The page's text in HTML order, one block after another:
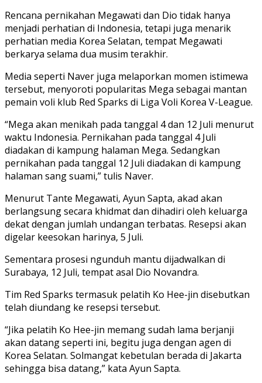
Rencana pernikahan Megawati dan Dio tidak hanya
menjadi perhatian di Indonesia, tetapi juga menarik
perhatian media Korea Selatan, tempat Megawati
berkarya selama dua musim terakhir.
Media seperti Naver juga melaporkan momen istimewa
tersebut, menyoroti popularitas Mega sebagai mantan
pemain voli klub Red Sparks di Liga Voli Korea V-League.
“Mega akan menikah pada tanggal 4 dan 12 Juli menurut
waktu Indonesia. Pernikahan pada tanggal 4 Juli
diadakan di kampung halaman Mega. Sedangkan
pernikahan pada tanggal 12 Juli diadakan di kampung
halaman sang suami,” tulis Naver.
Menurut Tante Megawati, Ayun Sapta, akad akan
berlangsung secara khidmat dan dihadiri oleh keluarga
dekat dengan jumlah undangan terbatas. Resepsi akan
digelar keesokan harinya, 5 Juli.
Sementara prosesi ngunduh mantu dijadwalkan di
Surabaya, 12 Juli, tempat asal Dio Novandra.
Tim Red Sparks termasuk pelatih Ko Hee-jin disebutkan
telah diundang ke resepsi tersebut.
“Jika pelatih Ko Hee-jin memang sudah lama berjanji
akan datang seperti ini, begitu juga dengan agen di
Korea Selatan. Solmangat kebetulan berada di Jakarta
sehingga bisa datang,” kata Ayun Sapta.